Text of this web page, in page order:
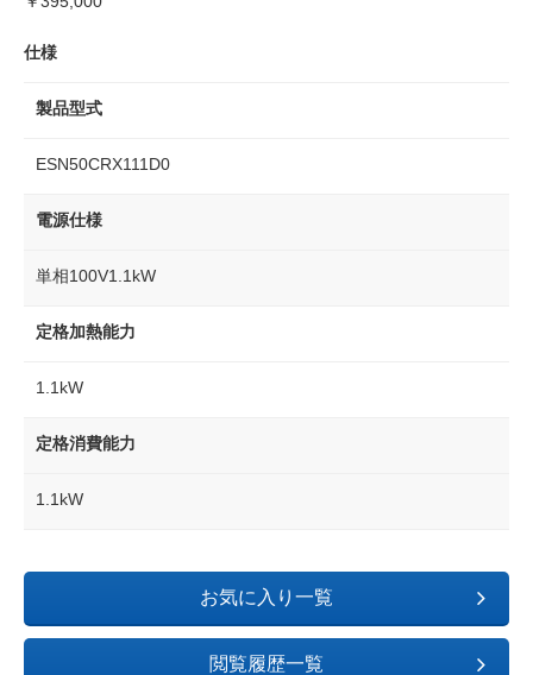
仕様
製品型式
ESN50CRX111D0
電源仕様
単相100V1.1kW
定格加熱能力
1.1kW
定格消費能力
1.1kW
お気に入り一覧
閲覧履歴一覧